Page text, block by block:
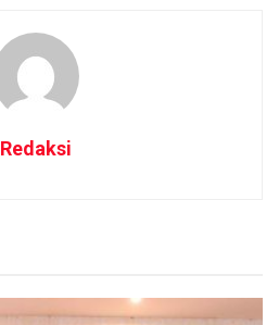
Redaksi